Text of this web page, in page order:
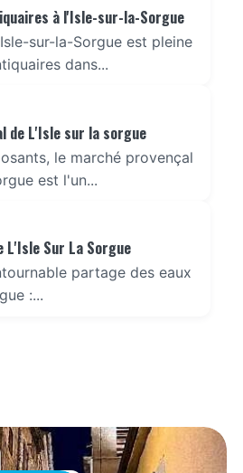
à l'Isle-sur-la-Sorgue
sur-la-Sorgue est pleine
dans...
de L'Isle sur la sorgue
le marché provençal
est l'un...
L'Isle Sur La Sorgue
partage des eaux
:...